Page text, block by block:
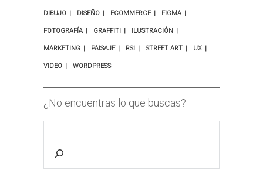
DIBUJO DISEÑO ECOMMERCE FIGMA
FOTOGRAFÍA GRAFFITI ILUSTRACIÓN
MARKETING PAISAJE RSI STREET ART UX
VIDEO WORDPRESS
¿No encuentras lo que buscas?